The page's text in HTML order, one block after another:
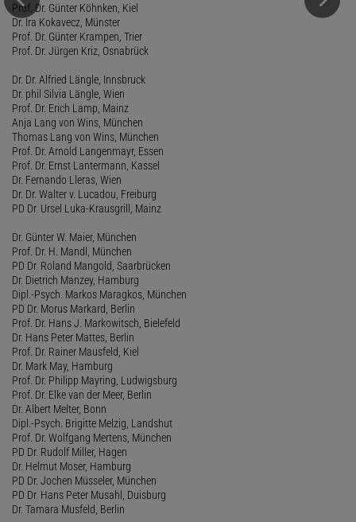
Prof. Dr. Günter Köhnken, Kiel
Dr. Ira Kokavecz, Münster
Prof. Dr. Günter Krampen, Trier
Prof. Dr. Jürgen Kriz, Osnabrück
Dr. Dr. Alfried Längle, Innsbruck
Dr. phil Silvia Längle, Wien
Prof. Dr. Erich Lamp, Mainz
Anja Lang von Wins, München
Thomas Lang von Wins, München
Prof. Dr. Arnold Langenmayr, Essen
Prof. Dr. Ernst Lantermann, Kassel
Dr. Fernando Lleras, Wien
Dr. Dr. Walter v. Lucadou, Freiburg
PD Dr. Ursel Luka-Krausgrill, Mainz
Dr. Günter W. Maier, München
Prof. Dr. H. Mandl, München
PD Dr. Roland Mangold, Saarbrücken
Dr. Dietrich Manzey, Hamburg
Dipl.-Psych. Markos Maragkos, München
PD Dr. Morus Markard, Berlin
Prof. Dr. Hans J. Markowitsch, Bielefeld
Dr. Hans Peter Mattes, Berlin
Prof. Dr. Rainer Mausfeld, Kiel
Dr. Mark May, Hamburg
Prof. Dr. Philipp Mayring, Ludwigsburg
Prof. Dr. Elke van der Meer, Berlin
Dr. Albert Melter, Bonn
Dipl.-Psych. Brigitte Melzig, Landshut
Prof. Dr. Wolfgang Mertens, München
PD Dr. Rudolf Miller, Hagen
Dr. Helmut Moser, Hamburg
PD Dr. Jochen Müsseler, München
PD Dr. Hans Peter Musahl, Duisburg
Dr. Tamara Musfeld, Berlin